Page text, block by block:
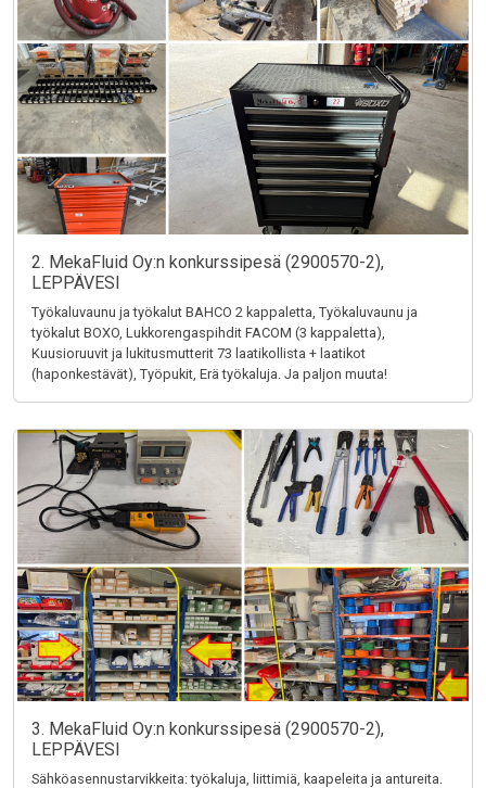
2. MekaFluid Oy:n konkurssipesä (2900570-2),
LEPPÄVESI
Työkaluvaunu ja työkalut BAHCO 2 kappaletta, Työkaluvaunu ja
työkalut BOXO, Lukkorengaspihdit FACOM (3 kappaletta),
Kuusioruuvit ja lukitusmutterit 73 laatikollista + laatikot
(haponkestävät), Työpukit, Erä työkaluja. Ja paljon muuta!
3. MekaFluid Oy:n konkurssipesä (2900570-2),
LEPPÄVESI
Sähköasennustarvikkeita: työkaluja, liittimiä, kaapeleita ja antureita.